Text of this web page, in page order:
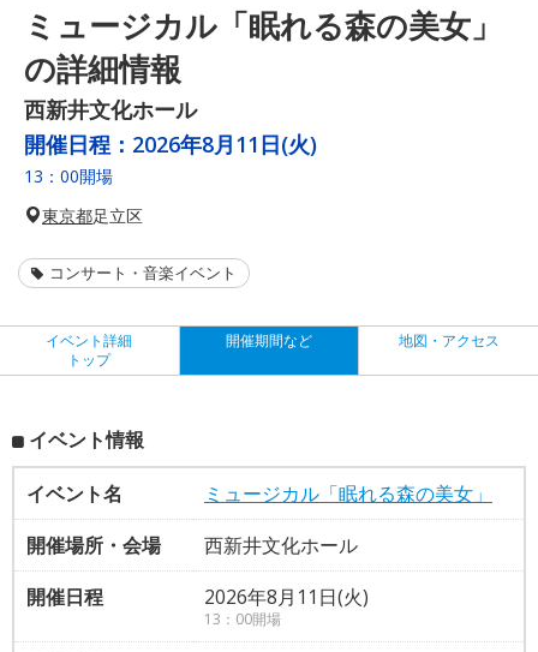
ミュージカル「眠れる森の美女」
の詳細情報
西新井文化ホール
開催日程： 2026年8月11日(火)
13：00開場
東京都足立区
コンサート・音楽イベント
イベント詳細
トップ
開催期間など 地図・アクセス
イベント情報
イベント名
ミュージカル「眠れる森の美女」
開催場所・会場
西新井文化ホール
開催日程
2026年8月11日(火)
13：00開場